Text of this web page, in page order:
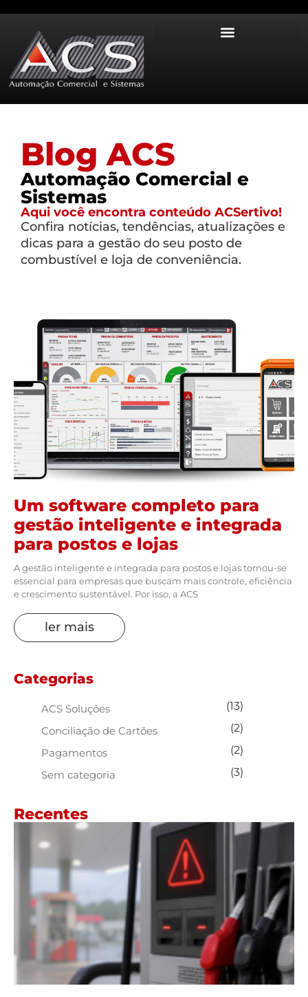
Blog ACS
Automação Comercial e
Sistemas
Aqui você encontra conteúdo ACSertivo!
Confira notícias, tendências, atualizações e
dicas para a gestão do seu posto de
combustível e loja de conveniência.
Um software completo para
gestão inteligente e integrada
para postos e lojas
A gestão inteligente e integrada para postos e lojas tornou-se
essencial para empresas que buscam mais controle, eficiência
e crescimento sustentável. Por isso, a ACS
ler mais
Categorias
ACS Soluções
(13)
Conciliação de Cartões
(2)
Pagamentos
(2)
Sem categoria
(3)
Recentes